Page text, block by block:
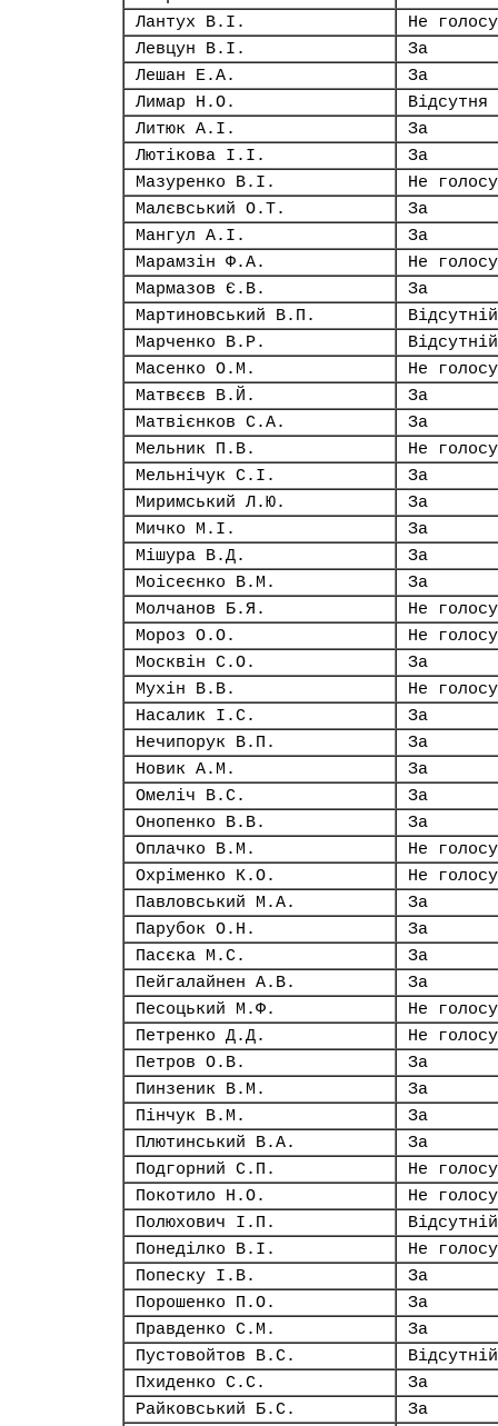
Лантух В.І.
Не
Левцун В.І.
За
Лешан Е.А.
За
Лимар Н.О.
Відсутня
Литюк А.І.
За
Лютікова І.І.
За
Мазуренко В.І.
Не
Малєвський О.Т.
За
Мангул А.І.
За
Марамзін Ф.А.
Не
Мармазов Є.В.
За
Мартиновський В.П.
Відсутній
Марченко В.Р.
Відсутній
Масенко О.М.
Не
Матвєєв В.Й.
За
Матвієнков С.А.
За
Мельник П.В.
Не
Мельнічук С.І.
За
Миримський Л.Ю.
За
Мичко М.І.
За
Мішура В.Д.
За
Моісеєнко В.М.
За
Молчанов Б.Я.
Не
Мороз О.О.
Не
Москвін С.О.
За
Мухін В.В.
Не
Насалик І.С.
За
Нечипорук В.П.
За
Новик А.М.
За
Омеліч В.С.
За
Онопенко В.В.
За
Оплачко В.М.
Не
Охріменко К.О.
Не
Павловський М.А.
За
Парубок О.Н.
За
Пасєка М.С.
За
Пейгалайнен А.В.
За
Песоцький М.Ф.
Не
Петренко Д.Д.
Не
Петров О.В.
За
Пинзеник В.М.
За
Пінчук В.М.
За
Плютинський В.А.
За
Подгорний С.П.
Не
Покотило Н.О.
Не
Полюхович І.П.
Відсутній
Понеділко В.І.
Не
Попеску І.В.
За
Порошенко П.О.
За
Правденко С.М.
За
Пустовойтов В.С.
Відсутній
Пхиденко С.С.
За
Райковський Б.С.
За